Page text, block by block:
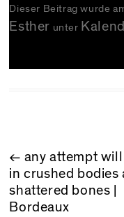
Dieser Beitrag wurde
Esther unter
← any attempt will
in crushed bodies
shattered bones |
Bordeaux